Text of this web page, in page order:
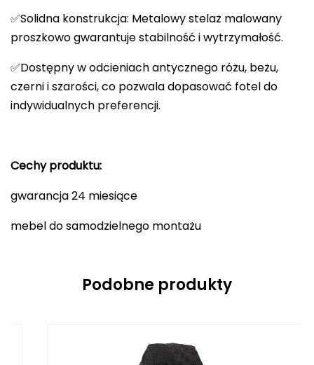
✅Solidna konstrukcja: Metalowy stelaż malowany
proszkowo gwarantuje stabilność i wytrzymałość.
✅Dostępny w odcieniach antycznego różu, beżu,
czerni i szarości, co pozwala dopasować fotel do
indywidualnych preferencji.
Cechy produktu:
gwarancja 24 miesiące
mebel do samodzielnego montażu
Podobne produkty